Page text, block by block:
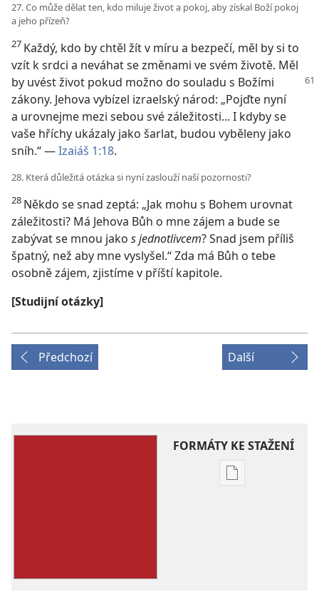
27. Co může dělat ten, kdo miluje život a pokoj, aby získal Boží pokoj
a jeho přízeň?
27 Každý, kdo by chtěl žít v míru a bezpečí, měl by si to
vzít k srdci a neváhat se změnami ve svém životě. Měl
by uvést život pokud možno do souladu s Božími
zákony. Jehova vybízel izraelský národ: „Pojďte nyní
a urovnejme mezi sebou své záležitosti... I kdyby se
vaše hříchy ukázaly jako šarlat, budou vyběleny jako
sníh.“ —Izaiáš 1:18.
28. Která důležitá otázka si nyní zaslouží naší pozornosti?
28 Někdo se snad zeptá: „Jak mohu s Bohem urovnat
záležitosti? Má Jehova Bůh o mne zájem a bude se
zabývat se mnou jako s jednotlivcem? Snad jsem příliš
špatný, než aby mne vyslyšel.“ Zda má Bůh o tebe
osobně zájem, zjistíme v příští kapitole.
[Studijní otázky]
Předchozí Další
FORMÁTY KE STAŽENÍ
Formáty